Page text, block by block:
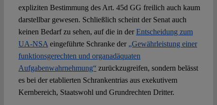
expliziten Bestimmung des Art. 45d GG freilich auch kaum
darstellbar gewesen. Schließlich scheint der Senat auch
keinen Bedarf zu sehen, auf die in derEntscheidung zum
UA-NSA eingeführte Schranke der „Gewährleistung einer
funktionsgerechten und organadäquaten
Aufgabenwahrnehmung“zurückzugreifen, sondern belässt
es bei der etablierten Schrankentrias aus exekutivem
Kernbereich, Staatswohl und Grundrechten Dritter.